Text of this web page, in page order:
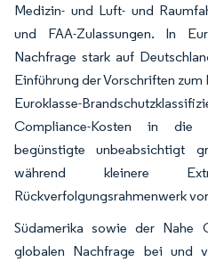
Medizin- und Luft- und
und FAA-Zulassungen. In
Nachfrage stark auf
Einführung der Vorschriften
Euroklasse-
Compliance-Kosten in die
begünstigte unbeabsichtigt
während kleinere
Rückverfolgungsrahmenwerk
Südamerika sowie der Nahe
globalen Nachfrage bei und